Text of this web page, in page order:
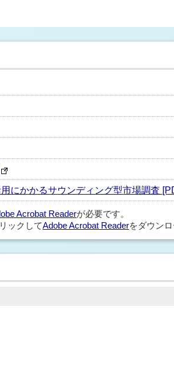
かかるサウンディング型市場調査
Acrobat Readerが必要です。
ックしてAdobe Acrobat Readerをダウン